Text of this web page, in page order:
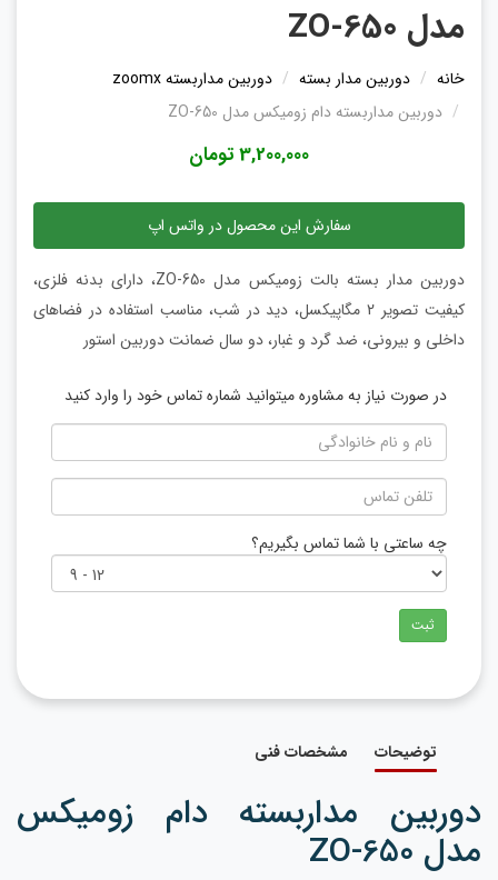
مدل ZO-650
خانه دوربین مدار بسته
دوربین مداربسته zoomx
دوربین مداربسته دام زومیکس مدل ZO-650
3,200,000 تومان
سفارش این محصول در واتس اپ
دوربین مدار بسته بالت زومیکس مدل ZO-650، دارای بدنه فلزی،
کیفیت تصویر 2 مگاپیکسل، دید در شب، مناسب استفاده در فضاهای
داخلی و بیرونی، ضد گرد و غبار، دو سال ضمانت دوربین استور
در صورت نیاز به مشاوره میتوانید شماره تماس خود را وارد کنید
چه ساعتی با شما تماس بگیریم؟
ثبت
توضیحات مشخصات فنی
دوربین مداربسته دام زومیکس
مدل ZO-650